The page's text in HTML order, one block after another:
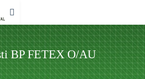
BP FETEX O/AU